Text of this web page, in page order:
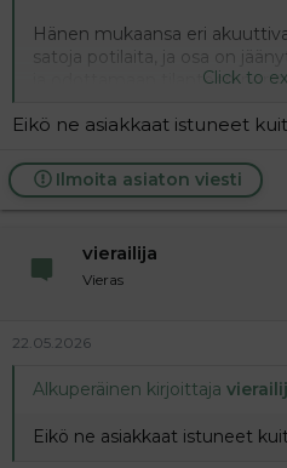
Hänen mukaansa eri
satoja potilaita, ja osa on
ja odottamaan tilanteen
– Kiireiset tapaukset on
Reititin rikkoontunut ja
Click to
Eikö ne asiakkaat istuneet
Ilmoita asiaton viesti
vierailija
Vieras
22.05.2026
Alkuperäinen kirjoittaja
Eikö ne asiakkaat istuneet